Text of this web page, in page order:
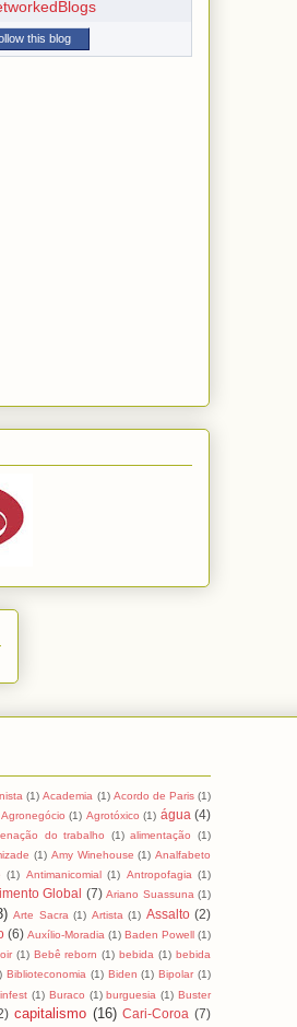
this blog
(1) Academia (1) Acordo de Paris (1)
Agronegócio (1) Agrotóxico (1) água (4)
do trabalho (1) alimentação (1)
(1) Amy Winehouse (1) Analfabeto
(1) Antimanicomial (1) Antropofagia (1)
Global (7) Ariano Suassuna (1)
Arte Sacra (1) Artista (1) Assalto (2)
(6) Auxílio-Moradia (1) Baden Powell (1)
(1) Bebê reborn (1) bebida (1) bebida
Biblioteconomia (1) Biden (1) Bipolar (1)
(1) Buraco (1) burguesia (1) Buster
capitalismo (16) Cari-Coroa (7)